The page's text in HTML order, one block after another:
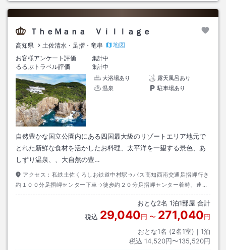
ＴｈｅＭａｎａ Ｖｉｌｌａｇｅ
高知県 土佐清水・足摺・竜串
地図
お客様アンケート評価
集計中
るるぶトラベル評価
集計中
大浴場あり
露天風呂あり
温泉
駐車場あり
自然豊かな国立公園内にある四国最大級のリゾートエリア地元で
とれた新鮮な食材を活かしたお料理、太平洋を一望する景色、あ
しずり温泉、、大自然の豊…
アクセス： 私鉄土佐くろしお鉄道中村駅→バス高知西南交通足摺岬行き
約１００分足摺岬センター下車→徒歩約２０分足摺岬センター着時、連絡
要。送迎あり。
おとな2名 1泊1部屋 合計
税込 29,040円 〜 271,040円
おとな1名 (2名1室)｜ 1泊
税込 14,520円〜135,520円